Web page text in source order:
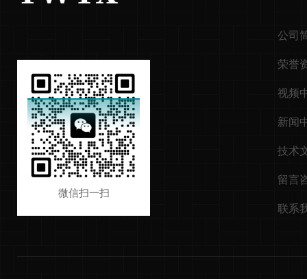
微信扫一扫
公司
荣誉
视频
新闻
技术
留言
联系